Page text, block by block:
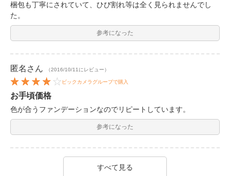
梱包も丁寧にされていて、ひび割れ等は全く見られませんでし
た。
参考になった
匿名 さん （2016/10/11にレビュー）
ビックカメラグループで購入
お手頃価格
色が合うファンデーションなのでリピートしています。
参考になった
すべて見る